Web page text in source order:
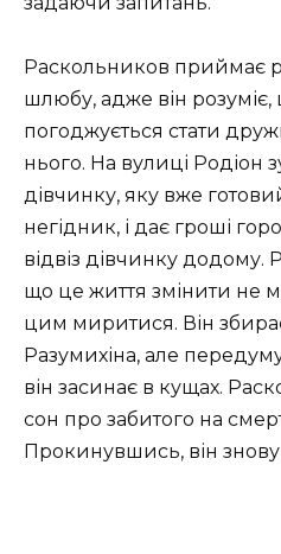
Раскольников приймає
шлюбу, адже він розуміє,
погоджується стати
нього. На вулиці Родіон
дівчинку, яку вже
негідник, і дає гроші
відвіз дівчинку додому.
що це життя змінити не
цим миритися. Він
Разумихіна, але
він засинає в кущах.
сон про забитого на
Прокинувшись, він